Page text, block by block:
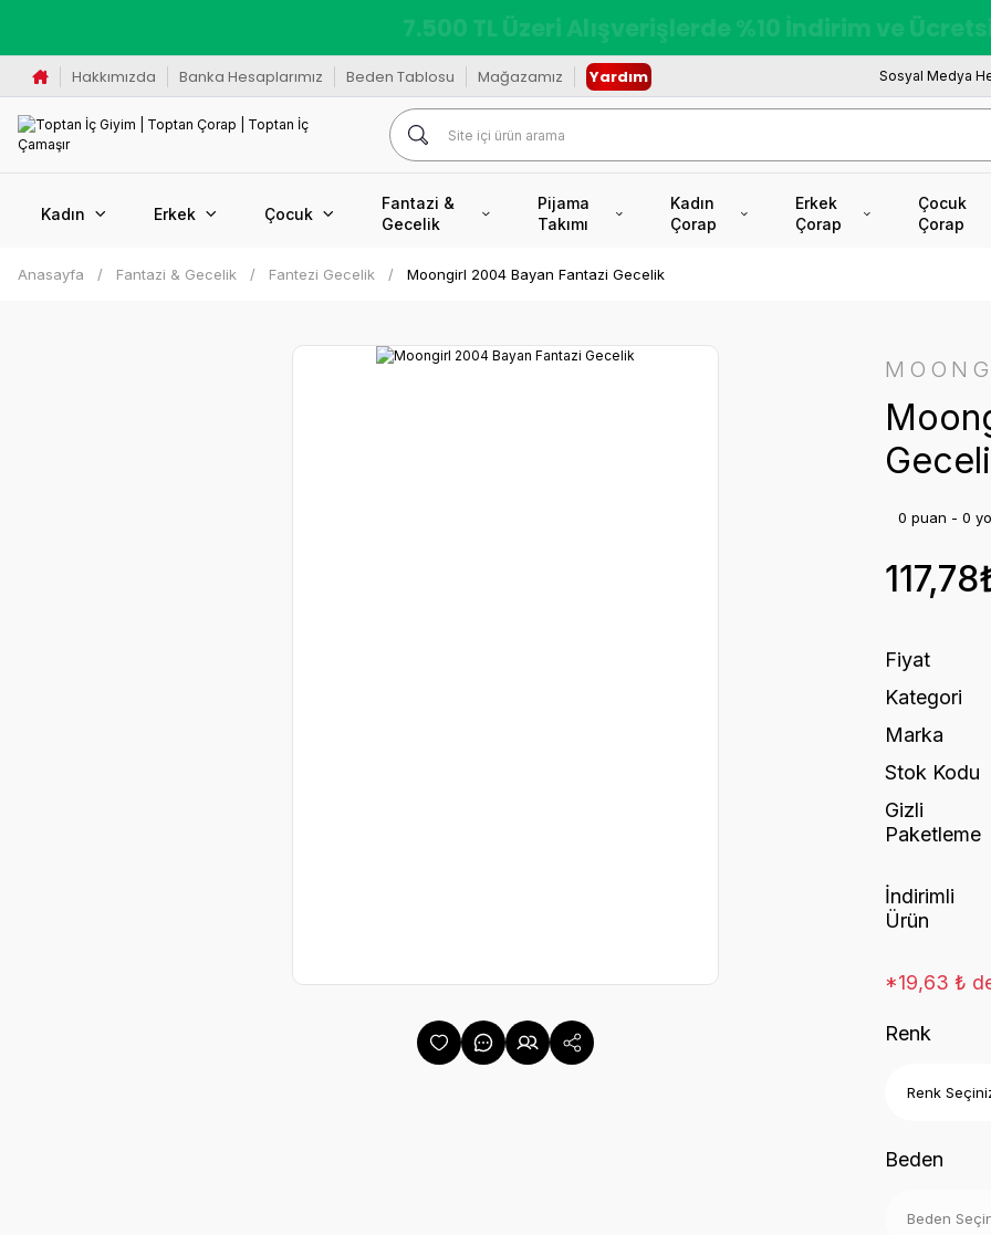
Kredi Kartına Vade Farksız +6 Taksit
Hakkımızda Banka Hesaplarımız Beden Tablosu Mağazamız Yardım Sosyal Medya
Kadın Erkek Çocuk
Fantazi &
Gecelik
Pijama
Takımı
Kadın
Çorap
Erkek
Çorap
Çocuk
Çorap
Anasayfa Fantazi & Gecelik Fantezi Gecelik Moongirl 2004 Bayan Fantazi Gecelik
0 puan - 0
Fiyat
Kategori
Marka
Stok Kodu
Gizli
Paketleme
İndirimli
Ürün
*19,63 ₺
Renk
Beden